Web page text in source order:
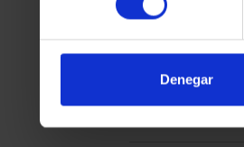
Denegar
ORDENAR POR: